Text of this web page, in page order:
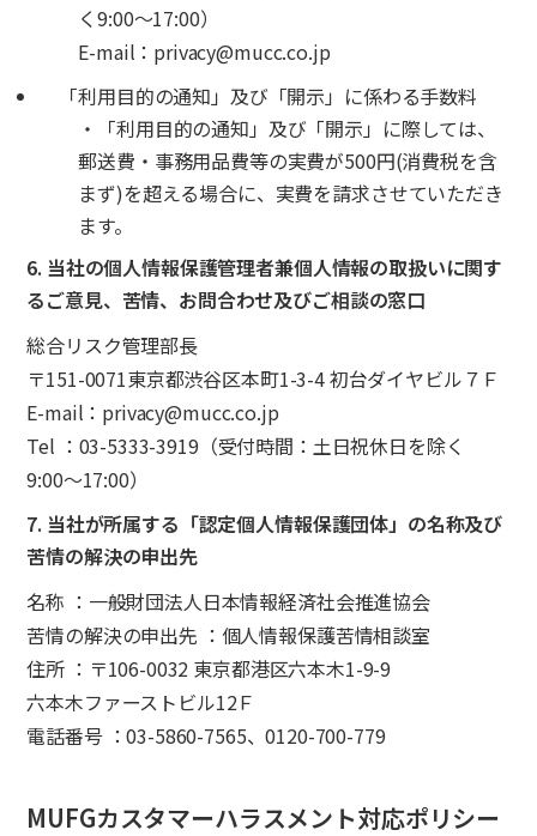
く9:00～17:00）
E-mail：privacy@mucc.co.jp
「利用目的の通知」及び「開示」に係わる手数料
・「利用目的の通知」及び「開示」に際しては、
郵送費・事務用品費等の実費が500円(消費税を含
まず)を超える場合に、実費を請求させていただき
ます。
6. 当社の個人情報保護管理者兼個人情報の取扱いに関す
るご意見、苦情、お問合わせ及びご相談の窓口
総合リスク管理部長
〒151-0071東京都渋谷区本町1-3-4 初台ダイヤビル７Ｆ
E-mail：privacy@mucc.co.jp
Tel ：03-5333-3919（受付時間：土日祝休日を除く
9:00～17:00）
7. 当社が所属する「認定個人情報保護団体」の名称及び
苦情の解決の申出先
名称 ：一般財団法人日本情報経済社会推進協会
苦情の解決の申出先 ：個人情報保護苦情相談室
住所 ：〒106-0032 東京都港区六本木1-9-9
六本木ファーストビル12Ｆ
電話番号 ：03-5860-7565、0120-700-779
MUFGカスタマーハラスメント対応ポリシー